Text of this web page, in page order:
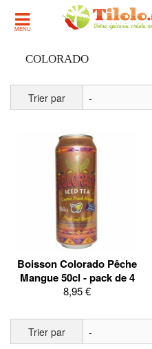
MENU
COLORADO
Trier par
Boisson Colorado Pêche
Mangue 50cl - pack de 4
8,95 €
Trier par